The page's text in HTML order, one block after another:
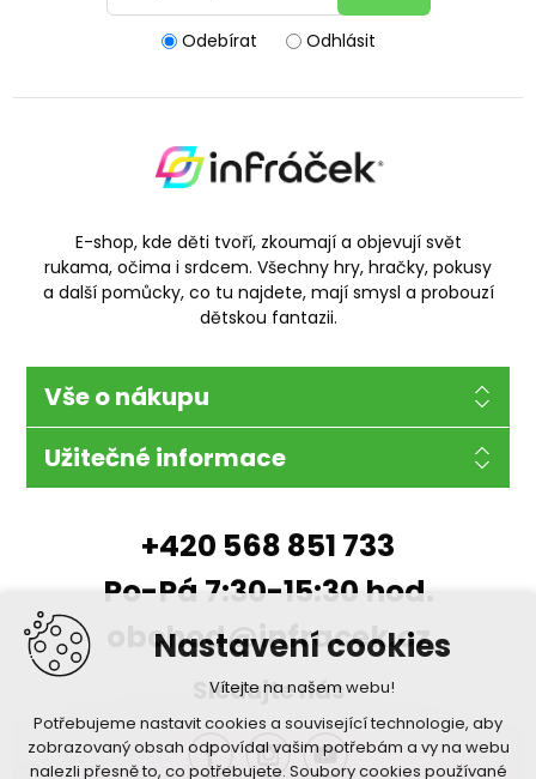
Nastavení cookies
Vítejte na našem webu!
Potřebujeme nastavit cookies a související technologie, aby
zobrazovaný obsah odpovídal vašim potřebám a vy na webu
nalezli přesně to, co potřebujete. Soubory cookies používané
Odebírat Odhlásit
E-shop, kde děti tvoří, zkoumají a objevují svět
rukama, očima i srdcem. Všechny hry, hračky, pokusy
a další pomůcky, co tu najdete, mají smysl a probouzí
dětskou fantazii.
Vše o nákupu
Užitečné informace
+420 568 851 733
Po-Pá 7:30-15:30 hod.
obchod@infracek.cz
Sledujte nás